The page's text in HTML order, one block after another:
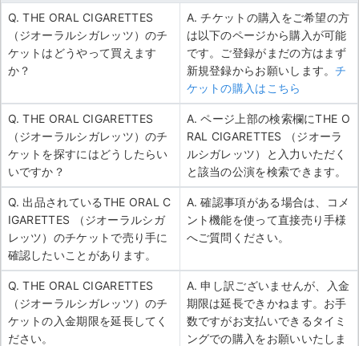
Q. THE ORAL CIGARETTES
（ジオーラルシガレッツ）のチ
ケットはどうやって買えます
か？
A. チケットの購入をご希望の方
は以下のページから購入が可能
です。ご登録がまだの方はまず
新規登録からお願いします。チ
ケットの購入はこちら
Q. THE ORAL CIGARETTES
（ジオーラルシガレッツ）のチ
ケットを探すにはどうしたらい
いですか？
A. ページ上部の検索欄にTHE O
RAL CIGARETTES （ジオーラ
ルシガレッツ）と入力いただく
と該当の公演を検索できます。
Q. 出品されているTHE ORAL C
IGARETTES （ジオーラルシガ
レッツ）のチケットで売り手に
確認したいことがあります。
A. 確認事項がある場合は、コメ
ント機能を使って直接売り手様
へご質問ください。
Q. THE ORAL CIGARETTES
（ジオーラルシガレッツ）のチ
ケットの入金期限を延長してく
ださい。
A. 申し訳ございませんが、入金
期限は延長できかねます。お手
数ですがお支払いできるタイミ
ングでの購入をお願いいたしま